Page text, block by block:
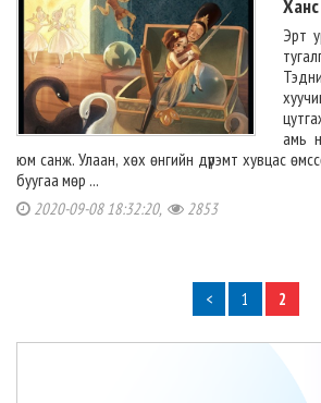
Эрт
амь
юм санж. Улаан, хөх өнгийн дүрэмт хувцас өмссөн
буугаа мөр ...
2020-09-08 18:32:20, 2853
< 1 2